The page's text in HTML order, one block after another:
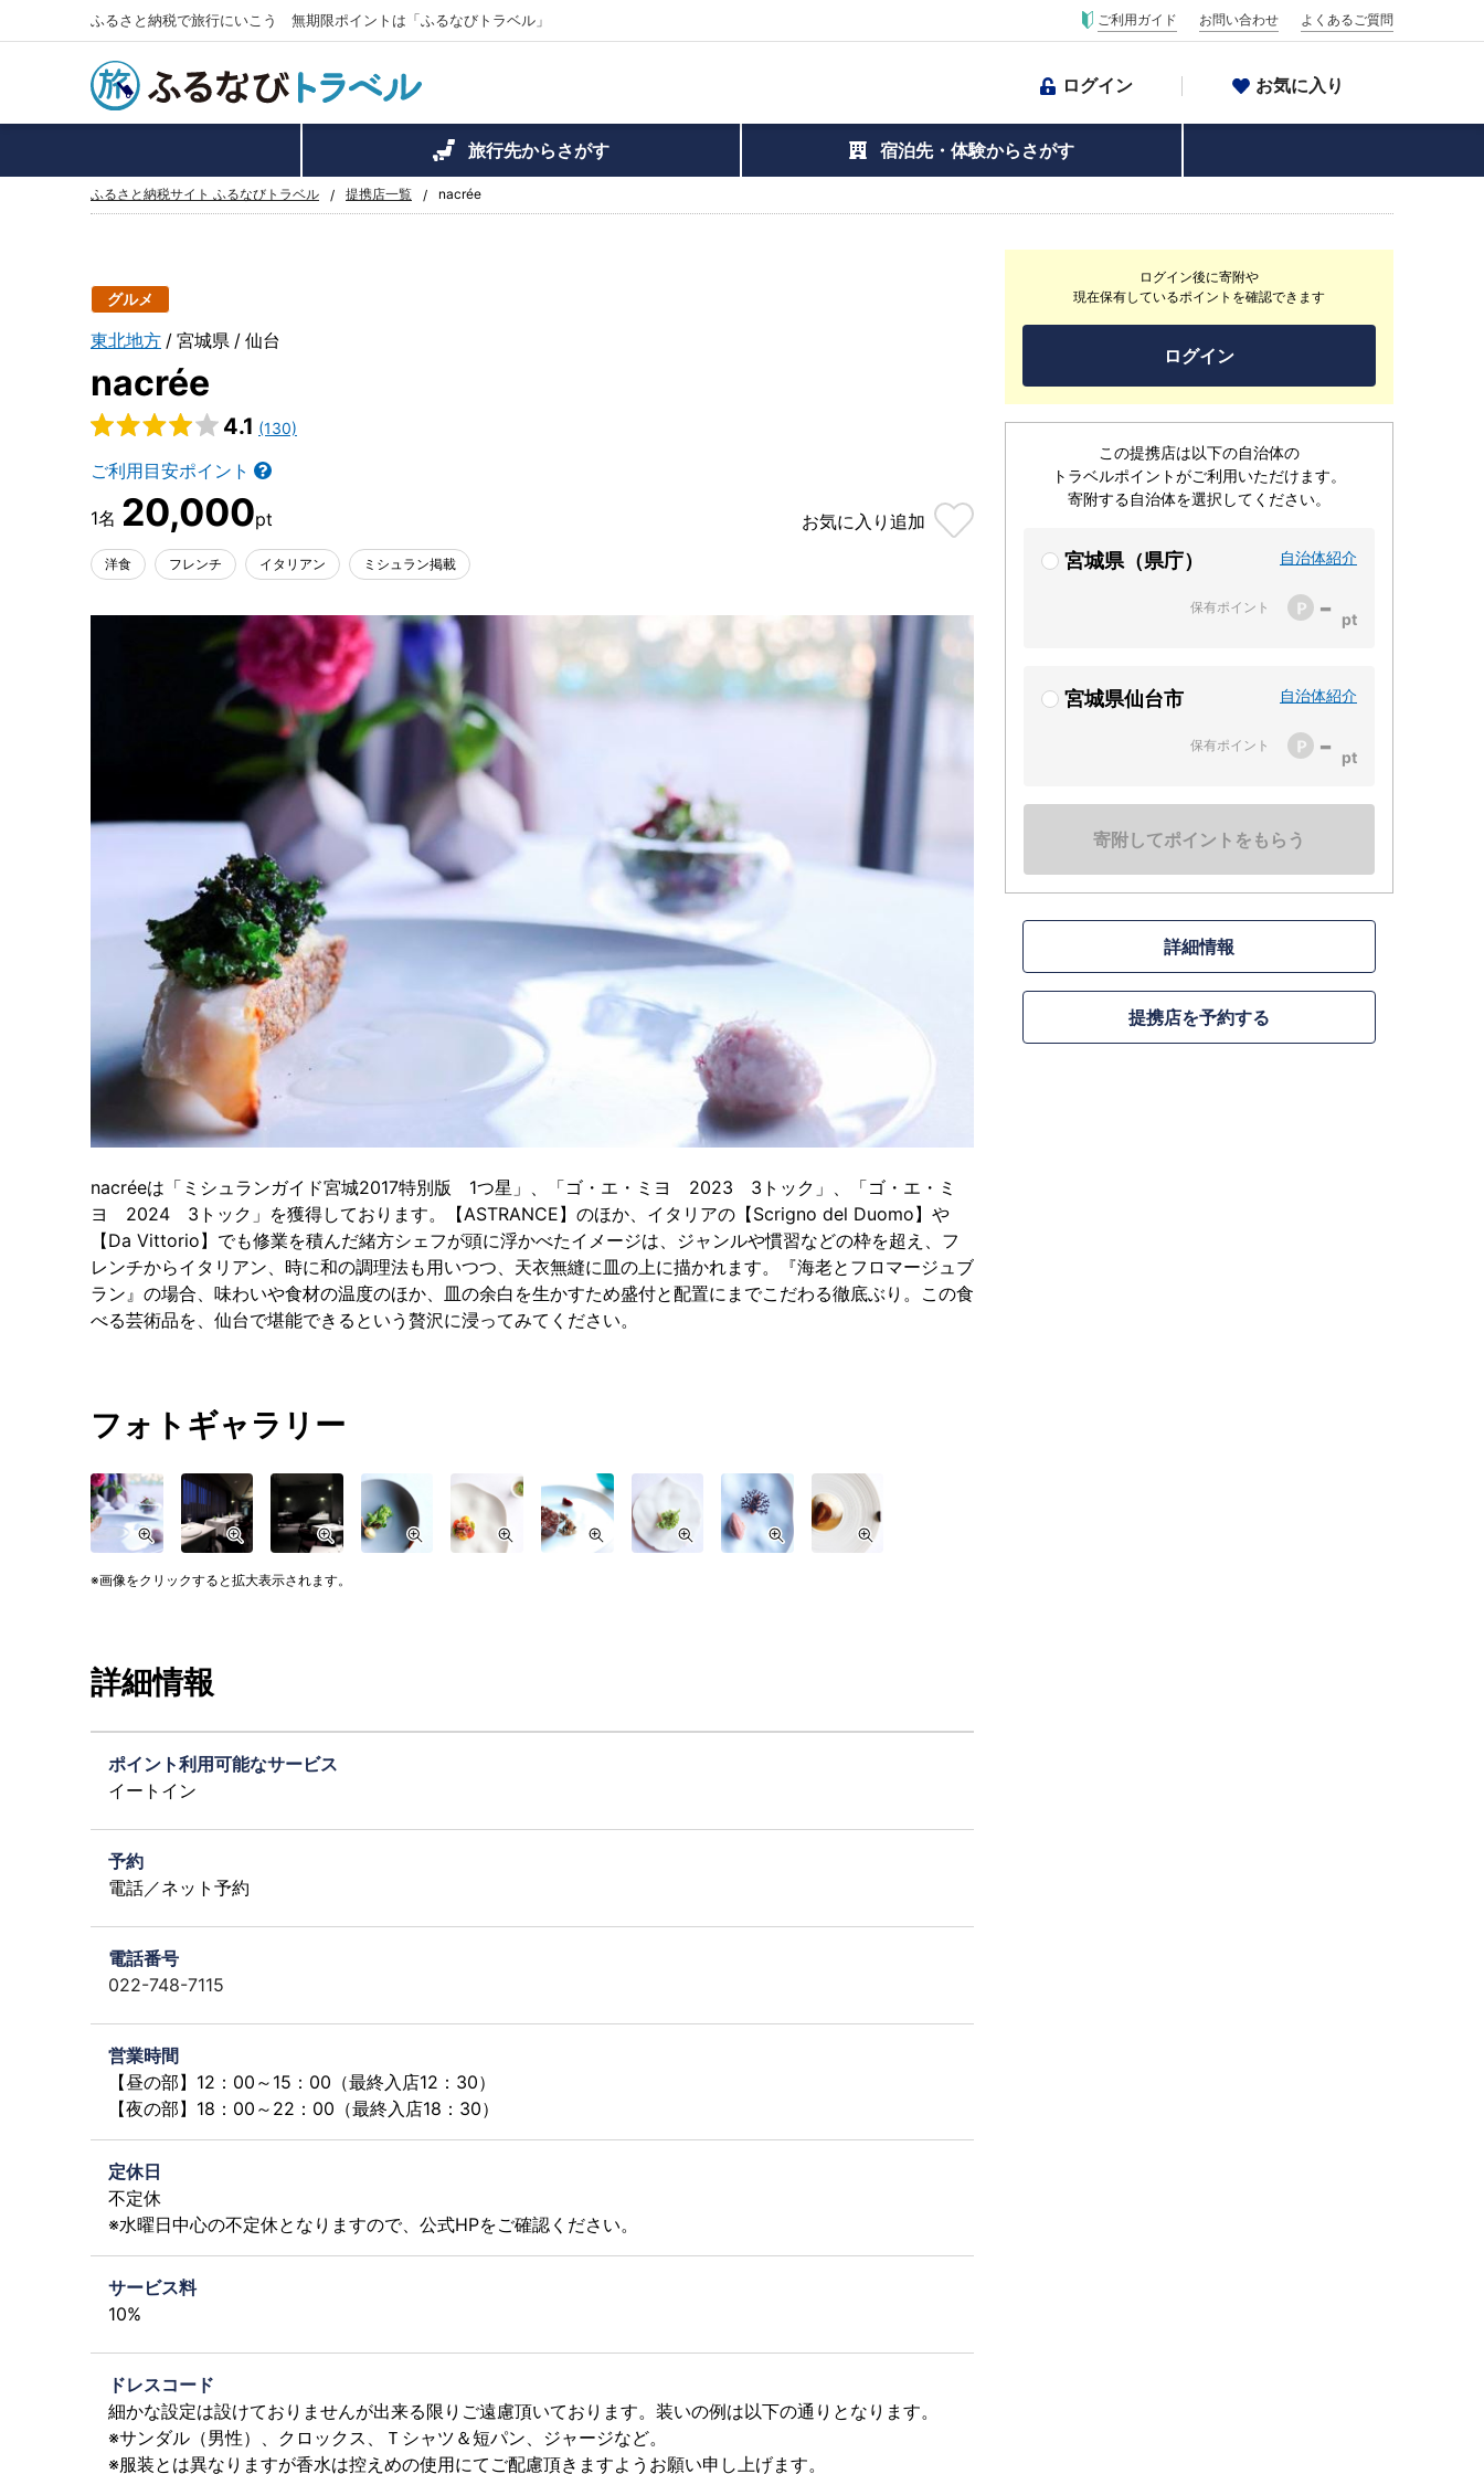
ふるさと納税で旅行にいこう 無期限ポイントは「ふるなびトラベル」 ご利用ガイド お問い合わせ よくあるご質問
ログイン お気に入り
旅行先からさがす 宿泊先・体験からさがす
ふるさと納税サイト ふるなびトラベル 提携店一覧 nacrée
グルメ
東北地方 宮城県 仙台
nacrée
4.1 (130)
ご利用目安ポイント
20,000 お気に入り 追加
洋食 フレンチ イタリアン ミシュラン掲載
ログイン後に寄附や
現在保有しているポイントを確認できます
ログイン
この提携店は以下の自治体の
トラベルポイントがご利用いただけます。
寄附する自治体を選択してください。
宮城県（県庁） 自治体紹介
保有ポイント -
宮城県仙台市 自治体紹介
保有ポイント -
寄附してポイントをもらう
詳細情報
提携店を予約する
nacréeは「ミシュランガイド宮城2017特別版 1つ星」、「ゴ・エ・ミヨ 2023 3トック」、「ゴ・エ・ミ
ヨ 2024 3トック」を獲得しております。【ASTRANCE】のほか、イタリアの【Scrigno del Duomo】や
【Da Vittorio】でも修業を積んだ緒方シェフが頭に浮かべたイメージは、ジャンルや慣習などの枠を超え、フ
レンチからイタリアン、時に和の調理法も用いつつ、天衣無縫に皿の上に描かれます。『海老とフロマージュブ
ラン』の場合、味わいや食材の温度のほか、皿の余白を生かすため盛付と配置にまでこだわる徹底ぶり。この食
べる芸術品を、仙台で堪能できるという贅沢に浸ってみてください。
フォトギャラリー
画像をクリックすると拡大表示されます。
詳細情報
ポイント利用可能なサービス
イートイン
予約
電話／ネット予約
電話番号
022-748-7115
営業時間
【昼の部】12：00～15：00（最終入店12：30）
【夜の部】18：00～22：00（最終入店18：30）
定休日
不定休
※水曜日中心の不定休となりますので、公式HPをご確認ください。
サービス料
10%
ドレスコード
細かな設定は設けておりませんが出来る限りご遠慮頂いております。装いの例は以下の通りとなります。
※サンダル（男性）、クロックス、Ｔシャツ＆短パン、ジャージなど。
※服装とは異なりますが香水は控えめの使用にてご配慮頂きますようお願い申し上げます。